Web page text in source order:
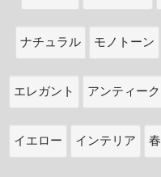
ナチュラル モノトーン
エレガント アンティーク
イエロー インテリア